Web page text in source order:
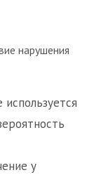
нарушения
у